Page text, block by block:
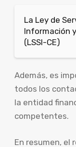
La Ley de
Información
(LSSI-CE)
Además, es
todos los
la entidad
competentes.
En resumen, el